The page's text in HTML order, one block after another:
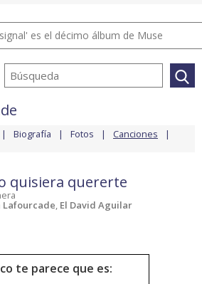
es el décimo álbum de Muse
Biografía Fotos Canciones
quisiera quererte
Lafourcade, El David Aguilar
te parece que es: